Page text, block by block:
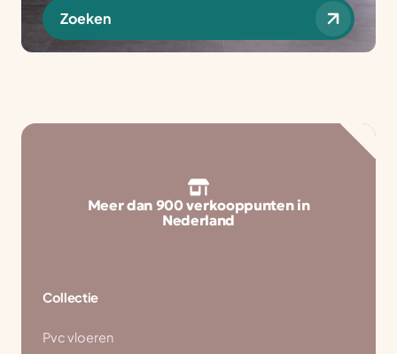
Zoeken
Meer dan 900 verkooppunten in
Nederland
Collectie
Pvc vloeren